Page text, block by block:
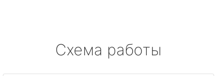
Схема работы